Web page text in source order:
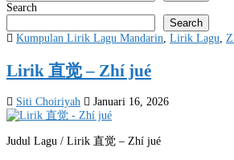
Search
Search
Posted
Kumpulan Lirik Lagu Mandarin Lirik Lagu
Lirik 直觉 – Zhí jué
Siti Choiriyah Januari 16, 2026
Judul Lagu / Lirik 直觉 – Zhí jué